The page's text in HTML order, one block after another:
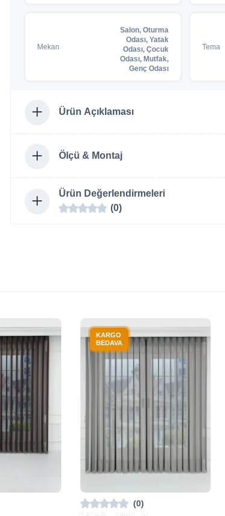
Mekan
Salon, Oturma
Odası, Yatak
Odası, Çocuk
Odası, Mutfak,
Genç Odası
Tema
Ürün Açıklaması
Ölçü & Montaj
Ürün Değerlendirmeleri
(0)
KARGO
BEDAVA
(0)